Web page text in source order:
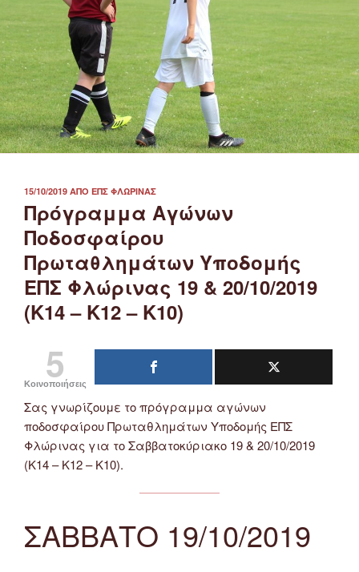
ΔΗΜΟΣΙΕΎΤΗΚΕ
ΣΤΙΣ
15/10/2019 ΑΠΌ ΕΠΣ ΦΛΏΡΙΝΑΣ
Πρόγραμμα Αγώνων
Ποδοσφαίρου
Πρωταθλημάτων Υποδομής
ΕΠΣ Φλώρινας 19 & 20/10/2019
(Κ14 – Κ12 – Κ10)
5
Κοινοποιήσεις
Σας γνωρίζουμε το πρόγραμμα αγώνων
ποδοσφαίρου Πρωταθλημάτων Υποδομής ΕΠΣ
Φλώρινας για το Σαββατοκύριακο 19 & 20/10/2019
(Κ14 – Κ12 – Κ10).
ΣΑΒΒΑΤΟ 19/10/2019